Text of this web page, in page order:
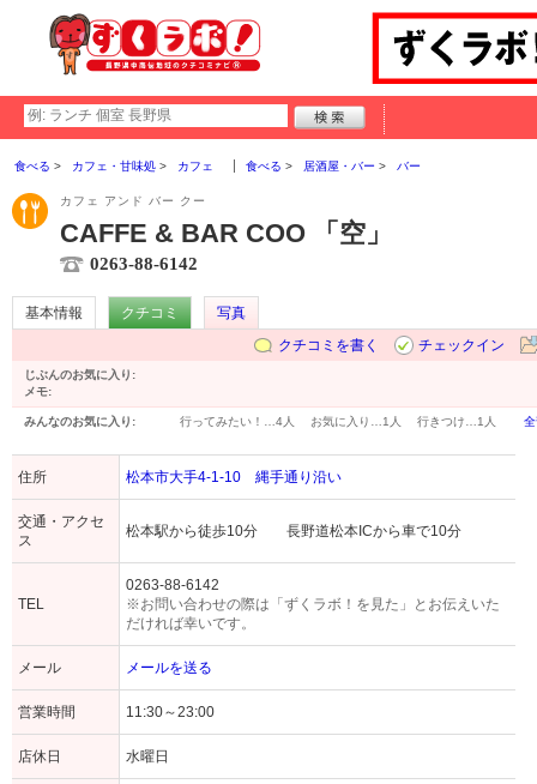
食べる カフェ・甘味処 カフェ 食べる 居酒屋・バー バー
カフェ アンド バー クー
CAFFE & BAR COO 「空」
0263-88-6142
基本情報 クチコミ
写真
クチコミを書く
チェックイン
じぶんのお気に入り:
メモ:
みんなのお気に入り: 行ってみたい！… 4人 お気に入り… 1人 行きつけ… 1人
住所 松本市大手4-1-10 縄手通り沿い
交通・アクセ
ス
松本駅から徒歩10分 長野道松本ICから車で10分
TEL
0263-88-6142
※お問い合わせの際は「ずくラボ！を見た」とお伝えいた
だければ幸いです。
メール メールを送る
営業時間 11:30～23:00
店休日 水曜日